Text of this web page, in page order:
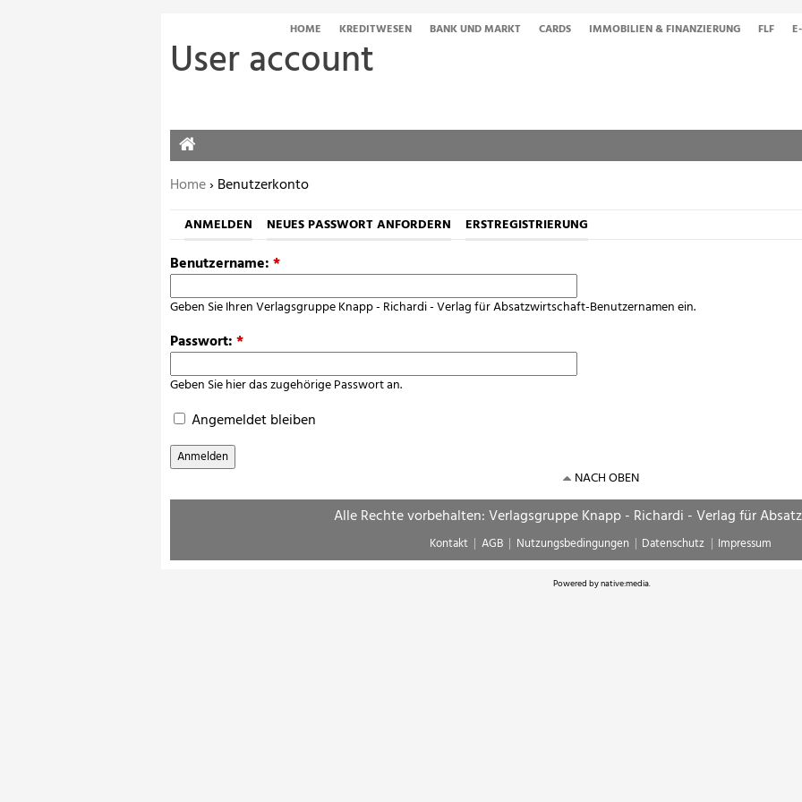
User account
HOME KREDITWESEN BANK UND MARKT CARDS IMMOBILIEN & FINANZIERUNG FLF
Sie befinden sich hier:
Home› Benutzerkonto
ANMELDEN NEUES PASSWORT ANFORDERN ERSTREGISTRIERUNG
Benutzername:*
Geben Sie Ihren Verlagsgruppe Knapp - Richardi - Verlag für Absatzwirtschaft-Benutzernamen ein.
Passwort:*
Geben Sie hier das zugehörige Passwort an.
Angemeldet bleiben
HOME
NACH OBEN
Alle Rechte vorbehalten: Verlagsgruppe Knapp - Richardi - Verlag für
Kontakt AGB Nutzungsbedingungen Datenschutz Impressum
Powered bynative:media.